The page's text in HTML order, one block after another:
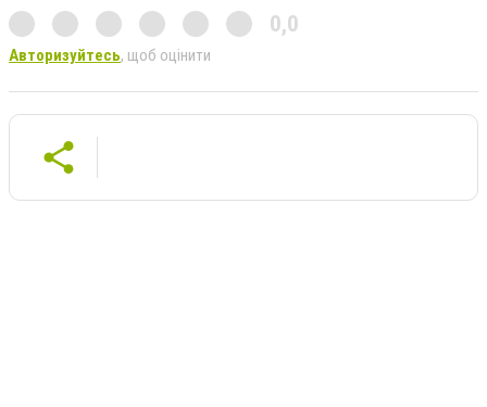
0,0
Авторизуйтесь, щоб оцінити